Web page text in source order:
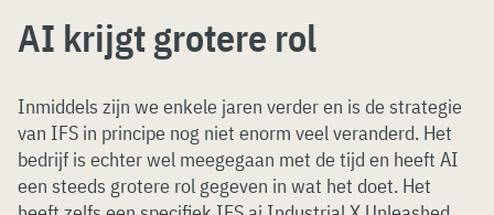
AI krijgt grotere rol
Inmiddels zijn we enkele jaren verder en is de strategie
van IFS in principe nog niet enorm veel veranderd. Het
bedrijf is echter wel meegegaan met de tijd en heeft AI
een steeds grotere rol gegeven in wat het doet. Het